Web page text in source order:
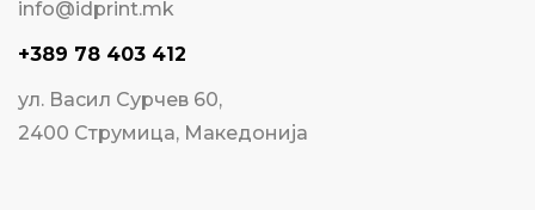
info@idprint.mk
+389 78 403 412
ул. Васил Сурчев 60,
2400 Струмица, Македонија